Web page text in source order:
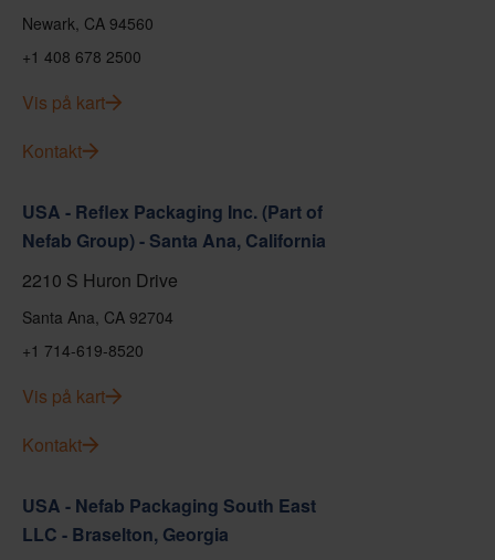
Newark, CA 94560
+1 408 678 2500
Vis på kart
Kontakt
USA - Reflex Packaging Inc. (Part of
Nefab Group) - Santa Ana, California
2210 S Huron Drive
Santa Ana, CA 92704
+1 714-619-8520
Vis på kart
Kontakt
USA - Nefab Packaging South East
LLC - Braselton, Georgia